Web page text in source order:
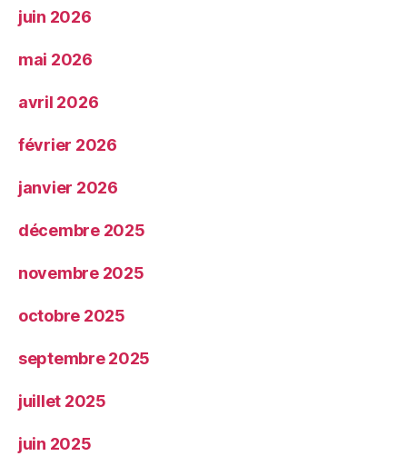
juin 2026
mai 2026
avril 2026
février 2026
janvier 2026
décembre 2025
novembre 2025
octobre 2025
septembre 2025
juillet 2025
juin 2025